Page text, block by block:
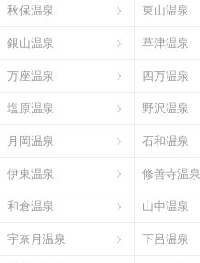
秋保温泉 東山温泉
銀山温泉 草津温泉
万座温泉 四万温泉
塩原温泉 野沢温泉
月岡温泉 石和温泉
伊東温泉 修善寺温泉
和倉温泉 山中温泉
宇奈月温泉 下呂温泉